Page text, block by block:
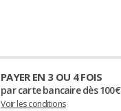
PAYER EN 3 OU 4 FOIS
par carte bancaire dès 100€
Voir les conditions